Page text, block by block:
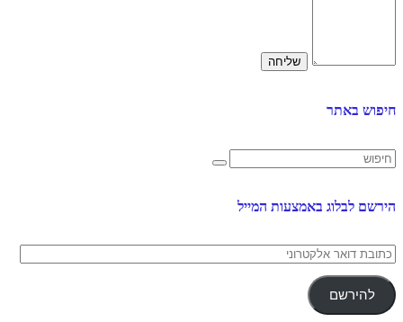
חיפוש באתר
הירשם לבלוג באמצעות המייל
כתובת
אלקטרוני
להירשם